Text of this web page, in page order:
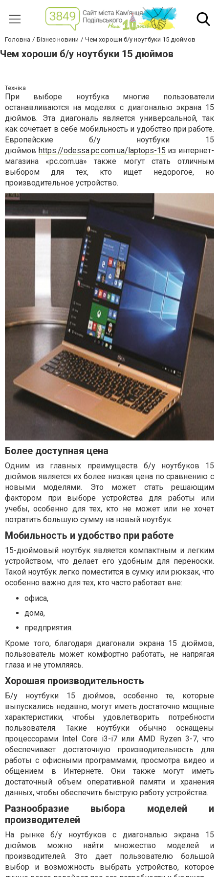
Головна Бізнес новини Чем хороши б/у ноутбуки 15 дюймов
Чем хороши б/у ноутбуки 15 дюймов
Техніка
При выборе ноутбука многие пользователи
останавливаются на моделях с диагональю экрана 15
дюймов. Эта диагональ является универсальной, так
как сочетает в себе мобильность и удобство при работе.
Европейские б/у ноутбуки 15
дюймов https://odessa.pc.com.ua/laptops-15 из интернет-
магазина «pc.com.ua» также могут стать отличным
выбором для тех, кто ищет недорогое, но
производительное устройство.
Более доступная цена
Одним из главных преимуществ б/у ноутбуков 15
дюймов является их более низкая цена по сравнению с
новыми моделями. Это может стать решающим
фактором при выборе устройства для работы или
учебы, особенно для тех, кто не может или не хочет
потратить большую сумму на новый ноутбук.
Мобильность и удобство при работе
15-дюймовый ноутбук является компактным и легким
устройством, что делает его удобным для переноски.
Такой ноутбук легко поместится в сумку или рюкзак, что
особенно важно для тех, кто часто работает вне:
офиса,
дома,
предприятия.
Кроме того, благодаря диагонали экрана 15 дюймов,
пользователь может комфортно работать, не напрягая
глаза и не утомляясь.
Хорошая производительность
Б/у ноутбуки 15 дюймов, особенно те, которые
выпускались недавно, могут иметь достаточно мощные
характеристики, чтобы удовлетворить потребности
пользователя. Такие ноутбуки обычно оснащены
процессорами Intel Core i3-i7 или AMD Ryzen 3-7, что
обеспечивает достаточную производительность для
работы с офисными программами, просмотра видео и
общением в Интернете. Они также могут иметь
достаточный объем оперативной памяти и хранения
данных, чтобы обеспечить быструю работу устройства.
Разнообразие выбора моделей и
производителей
На рынке б/у ноутбуков с диагональю экрана 15
дюймов можно найти множество моделей и
производителей. Это дает пользователю большой
выбор и возможность выбрать устройство, которое